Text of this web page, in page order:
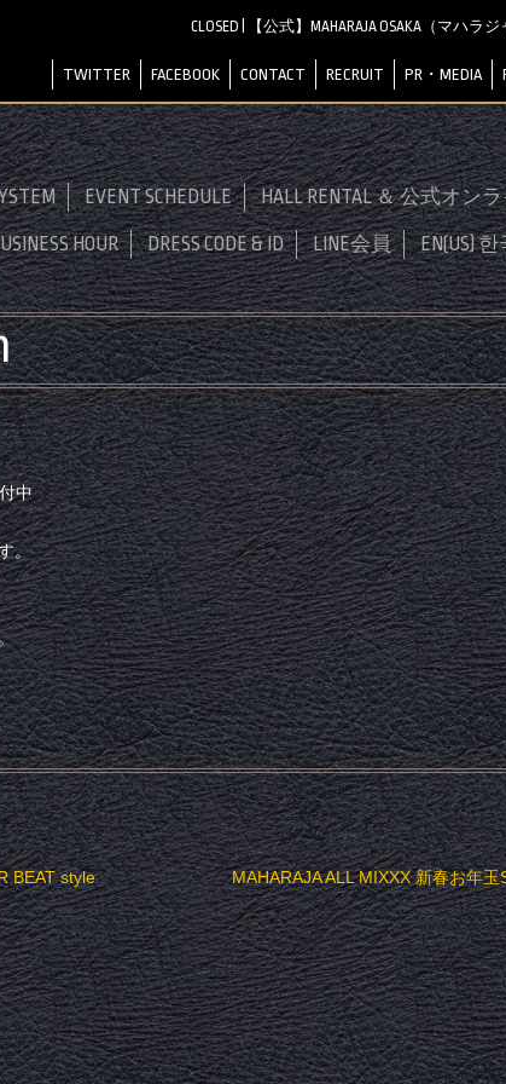
CLOSED | 【公式】MAHARAJA OSAKA（マハラ
TWITTER FACEBOOK CONTACT RECRUIT PR・MEDIA
EVENT SCHEDULE HALL RENTAL ＆ 公式オン
HOUR DRESS CODE & ID LINE会員 EN(US)
中
。
BEAT style MAHARAJA ALL MIXXX 新春お年